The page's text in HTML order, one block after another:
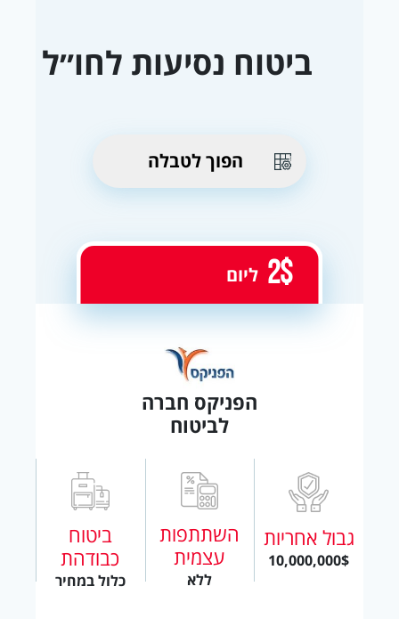
הפוך לטבלה
ביטוח נסיעות לחו״ל
הפניקס חברה
לביטוח
גבול אחריות
10,000,000$
השתתפות
עצמית
ללא
ביטוח
כבודהת
כלול במחיר
2$ ליום